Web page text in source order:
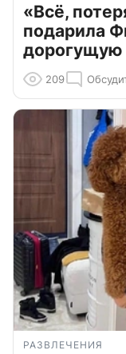
«Всё,
подарила
дорогущую
209
РАЗВЛЕЧЕНИЯ